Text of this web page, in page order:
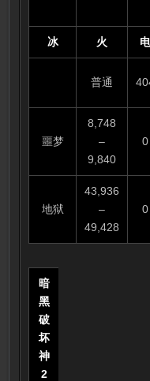
冰 火
普通
噩梦
8,748
–
9,840
0
地狱
43,936
–
49,428
0
暗
黑
破
坏
神
2